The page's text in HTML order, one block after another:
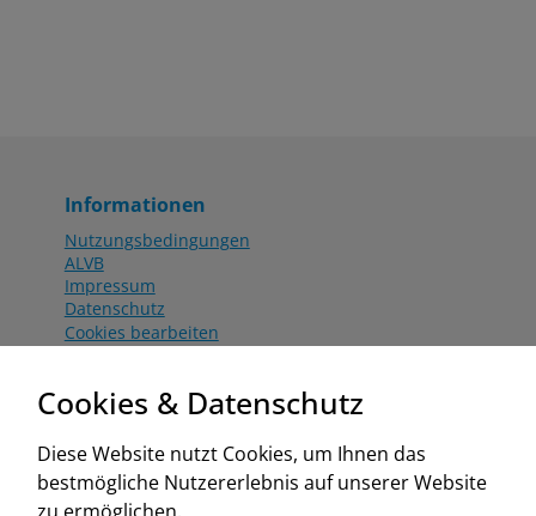
Informationen
Nutzungsbedingungen
ALVB
Impressum
Datenschutz
Cookies bearbeiten
Aktionsbedingungen
www.worahnik.at
Zentrale Köttlach
Cookies & Datenschutz
Diese Website nutzt Cookies, um Ihnen das
bestmögliche Nutzererlebnis auf unserer Website